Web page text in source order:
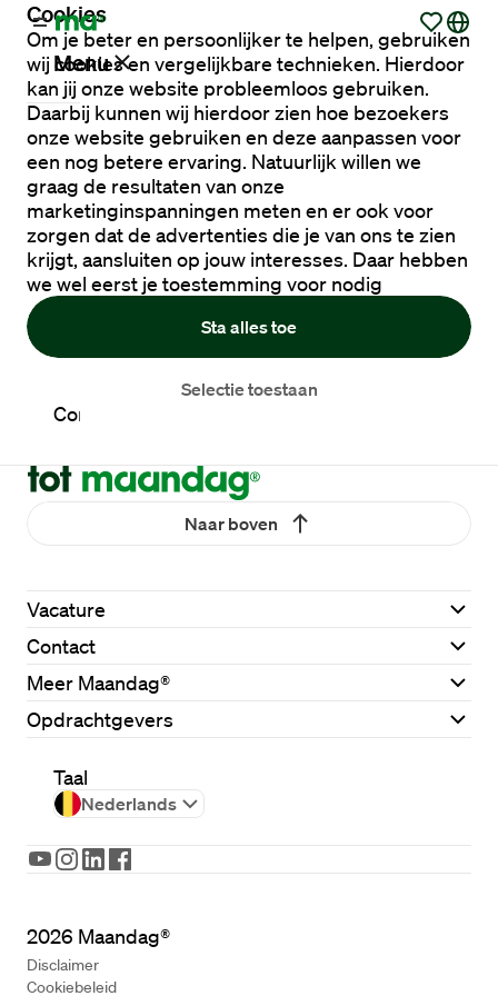
Menu
Vacatures
Werken
via
Maandag®
Contact
Cookies
Om je beter en persoonlijker te helpen, gebruiken
wij cookies en vergelijkbare technieken. Hierdoor
kan jij onze website probleemloos gebruiken.
Daarbij kunnen wij hierdoor zien hoe bezoekers
onze website gebruiken en deze aanpassen voor
een nog betere ervaring. Natuurlijk willen we
graag de resultaten van onze
marketinginspanningen meten en er ook voor
zorgen dat de advertenties die je van ons te zien
krijgt, aansluiten op jouw interesses. Daar hebben
we wel eerst je toestemming voor nodig
Sta alles toe
Selectie toestaan
Naar boven
Vacature
Contact
Meer Maandag®
Opdrachtgevers
Taal
Nederlands
2026 Maandag®
Disclaimer
Cookiebeleid